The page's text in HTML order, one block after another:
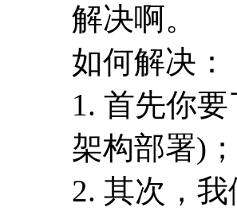
解决啊。
如何解决：
1. 首先你
架构部署)；
2. 其次，